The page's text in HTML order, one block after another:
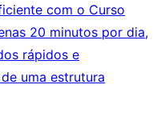
com o Curso
20 minutos por dia,
rápidos e
uma estrutura